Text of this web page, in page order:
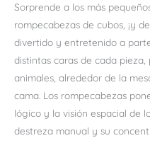
Sorprende a los más
rompecabezas de cubos, ¡y
divertido y entretenido a
distintas caras de cada pieza,
animales, alrededor de la
cama. Los rompecabezas
lógico y la visión espacial de
destreza manual y su